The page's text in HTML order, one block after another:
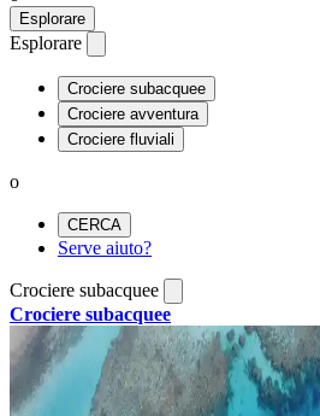
Esplorare
Esplorare
Crociere subacquee
Crociere avventura
Crociere fluviali
o
CERCA
Serve aiuto?
Crociere subacquee
Crociere subacquee